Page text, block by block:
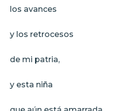
los avances
y los retrocesos
de mi patria,
y esta niña